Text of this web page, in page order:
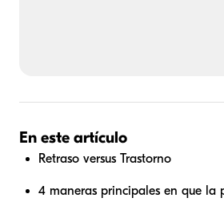
En este artículo
Retraso versus Trastorno
4 maneras principales en que la